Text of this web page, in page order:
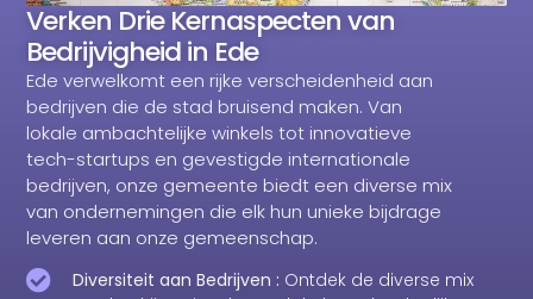
Verken Drie Kernaspecten van
Bedrijvigheid in Ede
Ede verwelkomt een rijke verscheidenheid aan
bedrijven die de stad bruisend maken. Van
lokale ambachtelijke winkels tot innovatieve
tech-startups en gevestigde internationale
bedrijven, onze gemeente biedt een diverse mix
van ondernemingen die elk hun unieke bijdrage
leveren aan onze gemeenschap.
Diversiteit aan Bedrijven : Ontdek de diverse mix